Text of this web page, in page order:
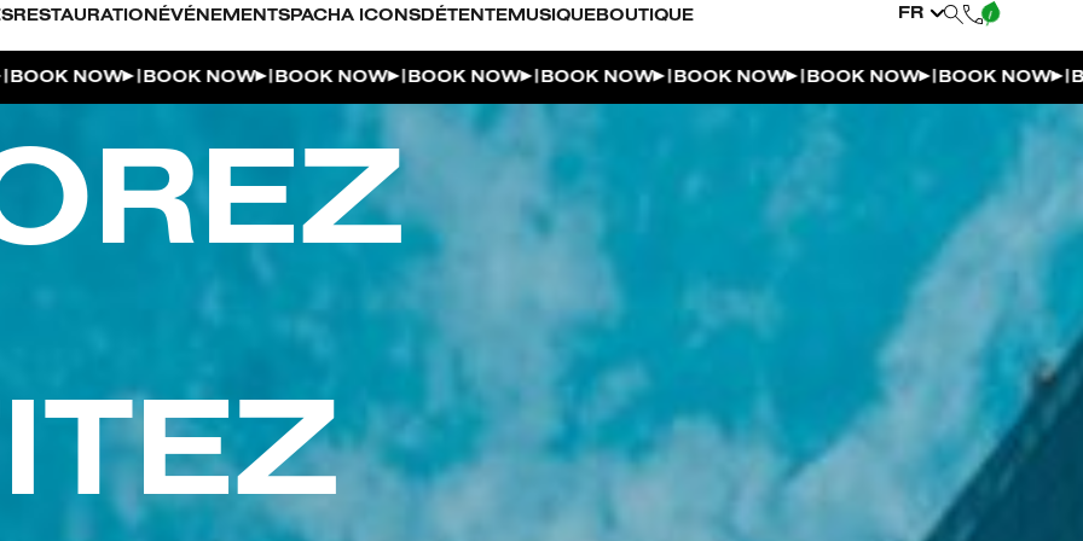
RESTAURATION ÉVÉNEMENTS PACHA ICONS DÉTENTE MUSIQUE BOUTIQUE FR
|BOOK NOW |BOOK NOW |BOOK NOW |BOOK NOW |BOOK NOW |BOOK NOW |BOOK NOW |BOOK